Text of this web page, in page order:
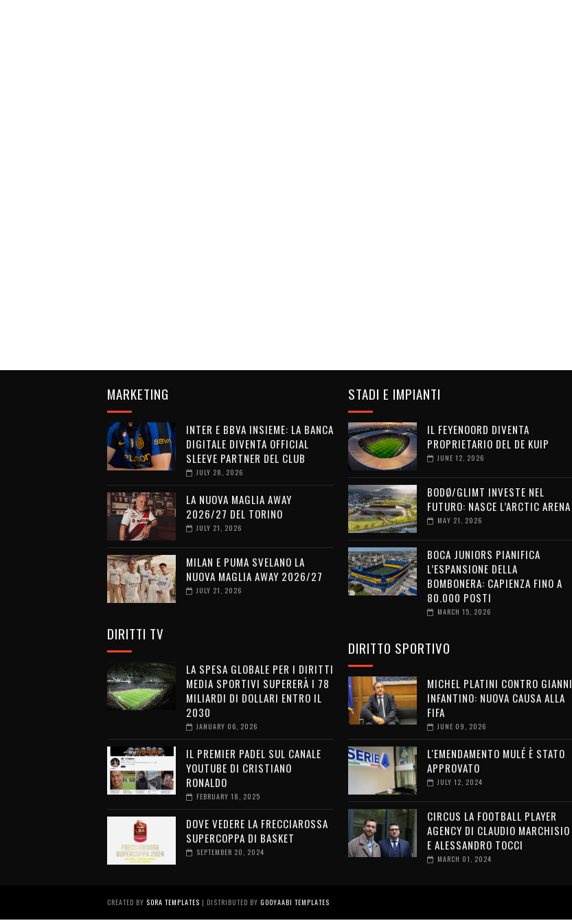
MARKETING
INTER E BBVA INSIEME: LA BANCA
DIGITALE DIVENTA OFFICIAL
SLEEVE PARTNER DEL CLUB
JULY 28, 2026
LA NUOVA MAGLIA AWAY
2026/27 DEL TORINO
JULY 21, 2026
MILAN E PUMA SVELANO LA
NUOVA MAGLIA AWAY 2026/27
JULY 21, 2026
DIRITTI TV
LA SPESA GLOBALE PER I DIRITTI
MEDIA SPORTIVI SUPERERÀ I 78
MILIARDI DI DOLLARI ENTRO IL
2030
JANUARY 06, 2026
IL PREMIER PADEL SUL CANALE
YOUTUBE DI CRISTIANO
RONALDO
FEBRUARY 18, 2025
DOVE VEDERE LA FRECCIAROSSA
SUPERCOPPA DI BASKET
SEPTEMBER 20, 2024
STADI E IMPIANTI
IL FEYENOORD DIVENTA
PROPRIETARIO DEL DE KUIP
JUNE 12, 2026
BODØ/GLIMT INVESTE NEL
FUTURO: NASCE L’ARCTIC ARENA
MAY 21, 2026
BOCA JUNIORS PIANIFICA
L’ESPANSIONE DELLA
BOMBONERA: CAPIENZA FINO A
80.000 POSTI
MARCH 15, 2026
DIRITTO SPORTIVO
MICHEL PLATINI CONTRO GIANNI
INFANTINO: NUOVA CAUSA ALLA
FIFA
JUNE 09, 2026
L'EMENDAMENTO MULÉ È STATO
APPROVATO
JULY 12, 2024
CIRCUS LA FOOTBALL PLAYER
AGENCY DI CLAUDIO MARCHISIO
E ALESSANDRO TOCCI
MARCH 01, 2024
CREATED BY SORA TEMPLATES | DISTRIBUTED BY GOOYAABI TEMPLATES